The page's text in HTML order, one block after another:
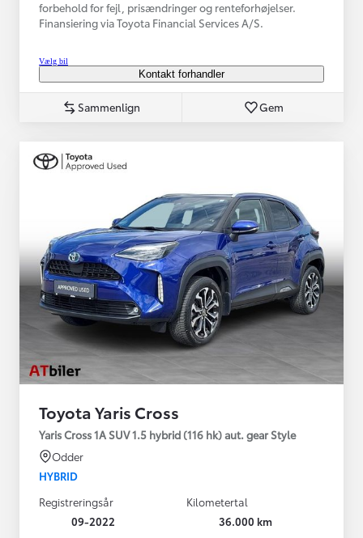
forbehold for fejl, prisændringer og renteforhøjelser.
Finansiering via Toyota Financial Services A/S.
Vælg bil
Kontakt forhandler
Sammenlign Gem
Toyota Yaris Cross
Yaris Cross 1A SUV 1.5 hybrid (116 hk) aut. gear Style
Odder
HYBRID
Registreringsår
09-2022
Kilometertal
36.000 km